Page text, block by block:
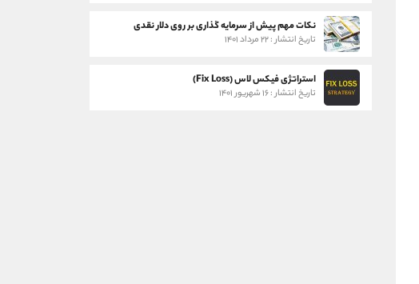
نکات مهم پیش از سرمایه گذاری بر روی دلار نقدی
تاریخ انتشار : ۲۲ مرداد ۱۴۰۱
استراتژی فیکس لاس (Fix Loss)
تاریخ انتشار : ۱۶ شهریور ۱۴۰۱